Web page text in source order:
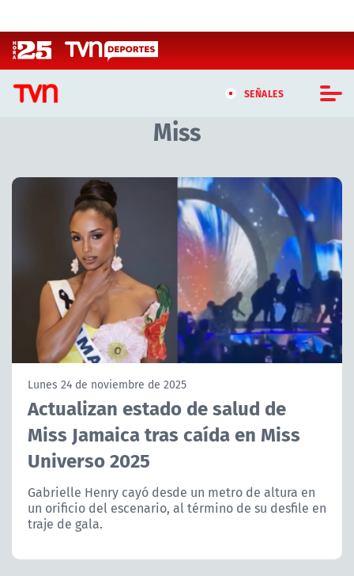
SEÑALES
CASTING MASTERCHEF CHILE
CASTING TVN VERTICAL
TVN VERTICAL
TVN PLAY
PROGRAMAS
TELESERIES
ACTUALIDAD Y TENDENCIAS
CORPORATIVO Y TRANSPARENCIA
CANAL DE DENUNCIAS
Miss
Lunes 24 de noviembre de 2025
Actualizan estado de salud de
Miss Jamaica tras caída en Miss
Universo 2025
Gabrielle Henry cayó desde un metro de altura en
un orificio del escenario, al término de su desfile en
traje de gala.